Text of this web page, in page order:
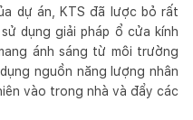
dự án, KTS đã lược bỏ rất
dụng giải pháp ổ cửa kính
ánh sáng từ môi trường
nguồn năng lượng nhân
vào trong nhà và đẩy các